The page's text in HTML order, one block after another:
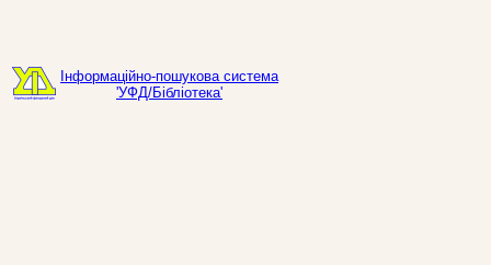
Інформаційно-пошукова система
'УФД/Бібліотека'